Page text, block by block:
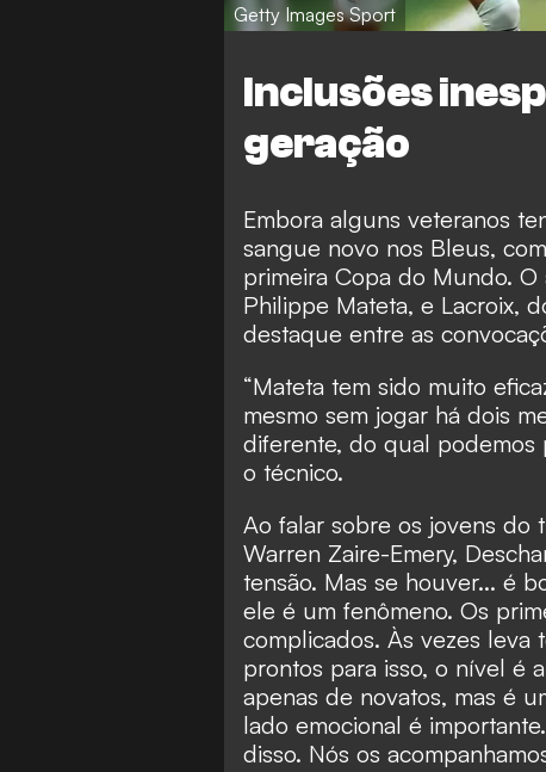
Getty Images Sport
Inclusões
geração
Embora alguns veteranos
sangue novo nos Bleus,
primeira Copa do Mundo.
Philippe Mateta, e Lacroix,
destaque entre as
“Mateta tem sido muito
mesmo sem jogar há dois
diferente, do qual podemos
o técnico.
Ao falar sobre os jovens do
Warren Zaire-Emery,
tensão. Mas se houver... é
ele é um fenômeno. Os
complicados. Às vezes leva
prontos para isso, o nível é
apenas de novatos, mas é
lado emocional é
disso. Nós os